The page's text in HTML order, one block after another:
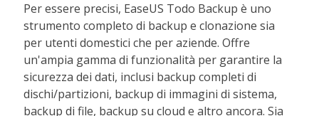
Per essere precisi, EaseUS Todo Backup è uno
strumento completo di backup e clonazione sia
per utenti domestici che per aziende. Offre
un'ampia gamma di funzionalità per garantire la
sicurezza dei dati, inclusi backup completi di
dischi/partizioni, backup di immagini di sistema,
backup di file, backup su cloud e altro ancora. Sia